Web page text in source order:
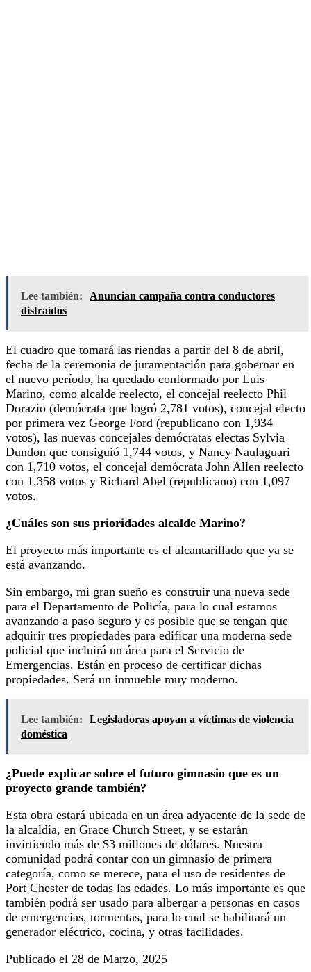
Lee también:
Anuncian campaña contra conductores
distraídos
El cuadro que tomará las riendas a partir del 8 de abril,
fecha de la ceremonia de juramentación para gobernar en
el nuevo período, ha quedado conformado por Luis
Marino, como alcalde reelecto, el concejal reelecto Phil
Dorazio (demócrata que logró 2,781 votos), concejal electo
por primera vez George Ford (republicano con 1,934
votos), las nuevas concejales demócratas electas Sylvia
Dundon que consiguió 1,744 votos, y Nancy Naulaguari
con 1,710 votos, el concejal demócrata John Allen reelecto
con 1,358 votos y Richard Abel (republicano) con 1,097
votos.
¿Cuáles son sus prioridades alcalde Marino?
El proyecto más importante es el alcantarillado que ya se
está avanzando.
Sin embargo, mi gran sueño es construir una nueva sede
para el Departamento de Policía, para lo cual estamos
avanzando a paso seguro y es posible que se tengan que
adquirir tres propiedades para edificar una moderna sede
policial que incluirá un área para el Servicio de
Emergencias. Están en proceso de certificar dichas
propiedades. Será un inmueble muy moderno.
Lee también:
Legisladoras apoyan a víctimas de violencia
doméstica
¿Puede explicar sobre el futuro gimnasio que es un
proyecto grande también?
Esta obra estará ubicada en un área adyacente de la sede de
la alcaldía, en Grace Church Street, y se estarán
invirtiendo más de $3 millones de dólares. Nuestra
comunidad podrá contar con un gimnasio de primera
categoría, como se merece, para el uso de residentes de
Port Chester de todas las edades. Lo más importante es que
también podrá ser usado para albergar a personas en casos
de emergencias, tormentas, para lo cual se habilitará un
generador eléctrico, cocina, y otras facilidades.
Publicado el 28 de Marzo, 2025